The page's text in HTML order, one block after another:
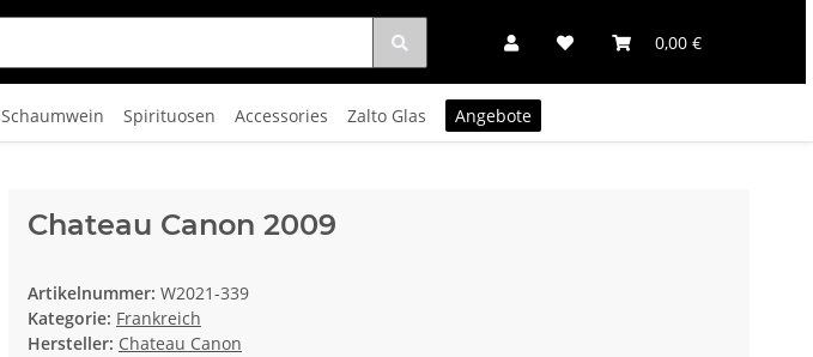
0,00 €
Schaumwein Spirituosen Accessories Zalto Glas Angebote
Chateau Canon 2009
Artikelnummer: W2021-339
Kategorie: Frankreich
Hersteller: Chateau Canon